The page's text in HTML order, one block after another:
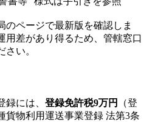
のページで最新版を確認しま
用差があり得るため、管轄窓口
い。
には、 登録免許税9万円
（登
貨物利用運送事業登録 法第3条